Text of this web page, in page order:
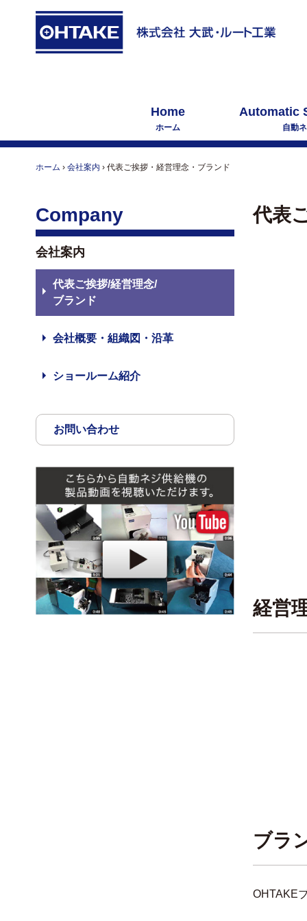
Home
ホーム
Automatic
自動
ホーム › 会社案内 › 代表ご挨拶・経営理念・ブランド
代表
経営
ブラ
OHTAKE
Company
会社案内
代表ご挨拶/経営理念/
ブランド
会社概要・組織図・沿革
ショールーム紹介
お問い合わせ